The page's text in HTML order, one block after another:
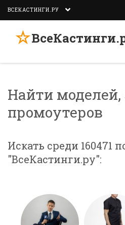
ВСЕКАСТИНГИ.РУ
☆
Найти моделей,
промоутеров
Искать среди 160471
"ВсеКастинги.ру":